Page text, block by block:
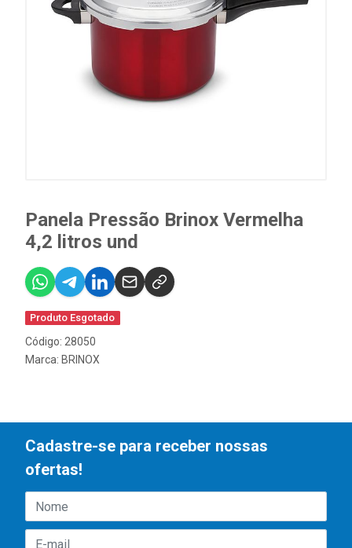
Panela Pressão Brinox Vermelha
4,2 litros und
Produto Esgotado
Código: 28050
Marca: BRINOX
Cadastre-se para receber nossas
ofertas!